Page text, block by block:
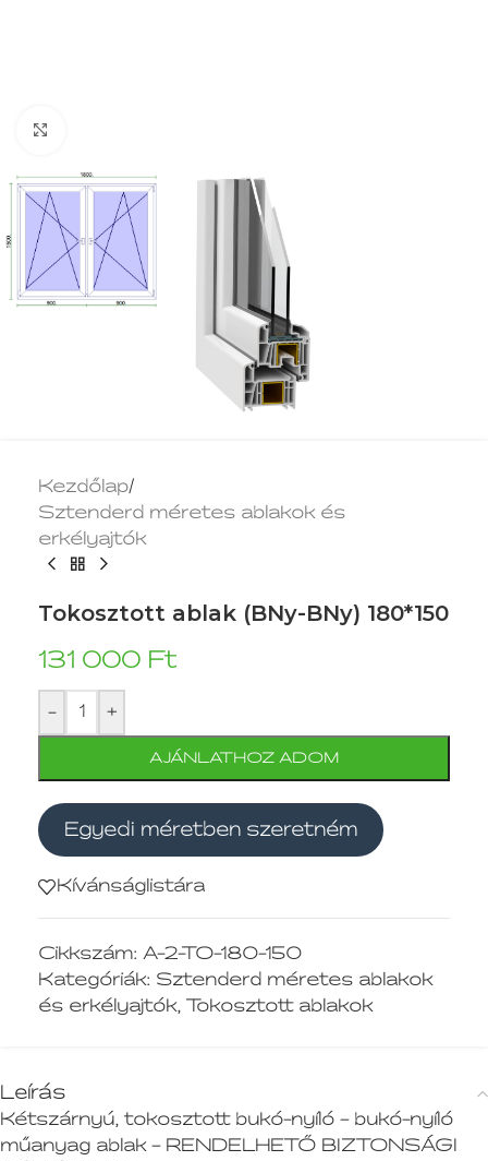
Kezdőlap/
Sztenderd méretes ablakok és
erkélyajtók
Tokosztott ablak (BNy-BNy) 180*150
131 000 Ft
- +
AJÁNLATHOZ ADOM
Egyedi méretben szeretném
Kívánságlistára
Cikkszám: A-2-TO-180-150
Kategóriák: Sztenderd méretes ablakok
és erkélyajtók, Tokosztott ablakok
Leírás
Kétszárnyú, tokosztott bukó-nyíló – bukó-nyíló
műanyag ablak – RENDELHETŐ BIZTONSÁGI